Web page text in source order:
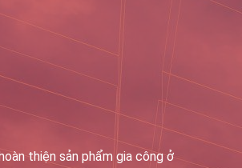
gialamphat@gmail.com
thiện sản phẩm gia công ở